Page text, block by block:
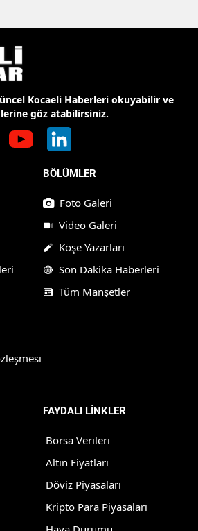
Kocaeli Haberleri okuyabilir ve
göz atabilirsiniz.
BÖLÜMLER
Foto Galeri
Video Galeri
Köşe Yazarları
Son Dakika Haberleri
Tüm Manşetler
FAYDALI LİNKLER
Borsa Verileri
Altın Fiyatları
Döviz Piyasaları
Kripto Para Piyasaları